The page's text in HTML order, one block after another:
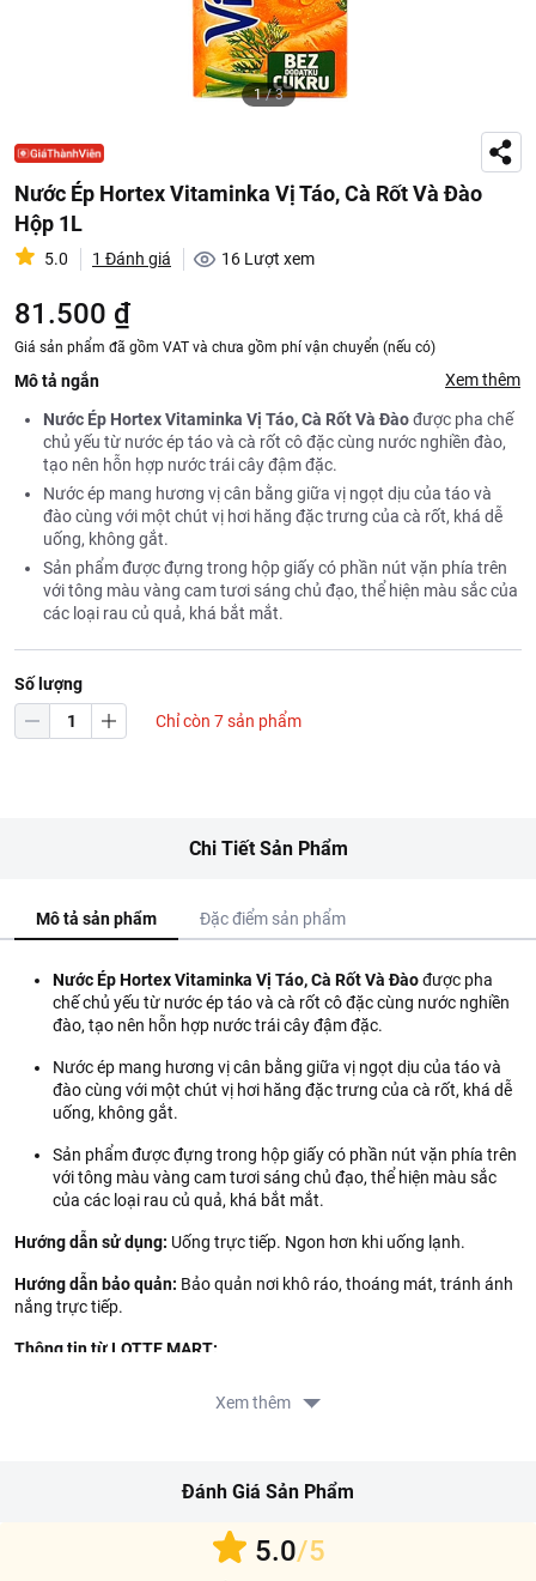
1/3
Nước Ép Hortex Vitaminka Vị Táo, Cà Rốt Và Đào
Hộp 1L
5.0 1 Đánh giá 16 Lượt xem
81.500 ₫
Giá sản phẩm đã gồm VAT và chưa gồm phí vận chuyển (nếu có)
Mô tả ngắn Xem thêm
Nước Ép Hortex Vitaminka Vị Táo, Cà Rốt Và Đàođược pha chế
chủ yếu từ nước ép táo và cà rốt cô đặc cùng nước nghiền đào,
tạo nên hỗn hợp nước trái cây đậm đặc.
Nước ép mang hương vị cân bằng giữa vị ngọt dịu của táo và
đào cùng với một chút vị hơi hăng đặc trưng của cà rốt, khá dễ
uống, không gắt.
Sản phẩm được đựng trong hộp giấy có phần nút vặn phía trên
với tông màu vàng cam tươi sáng chủ đạo, thể hiện màu sắc của
các loại rau củ quả, khá bắt mắt.
Số lượng
Chỉ còn 7 sản phẩm
Chi Tiết Sản Phẩm
Mô tả sản phẩm Đặc điểm sản phẩm
Nước Ép Hortex Vitaminka Vị Táo, Cà Rốt Và Đàođược pha
chế chủ yếu từ nước ép táo và cà rốt cô đặc cùng nước nghiền
đào, tạo nên hỗn hợp nước trái cây đậm đặc.
Nước ép mang hương vị cân bằng giữa vị ngọt dịu của táo và
đào cùng với một chút vị hơi hăng đặc trưng của cà rốt, khá dễ
uống, không gắt.
Sản phẩm được đựng trong hộp giấy có phần nút vặn phía trên
với tông màu vàng cam tươi sáng chủ đạo, thể hiện màu sắc
của các loại rau củ quả, khá bắt mắt.
Hướng dẫn sử dụng: Uống trực tiếp. Ngon hơn khi uống lạnh.
Hướng dẫn bảo quản: Bảo quản nơi khô ráo, thoáng mát, tránh ánh
nắng trực tiếp.
Thông tin từ LOTTE MART:
hàng của Quý khách, vui lòng xem chính sách
Địa chỉ: 391/26/16 NGUYEN VAN QUA, KP4, P. DONG HUNG
Xem thêm
Đánh Giá Sản Phẩm
5.0/5